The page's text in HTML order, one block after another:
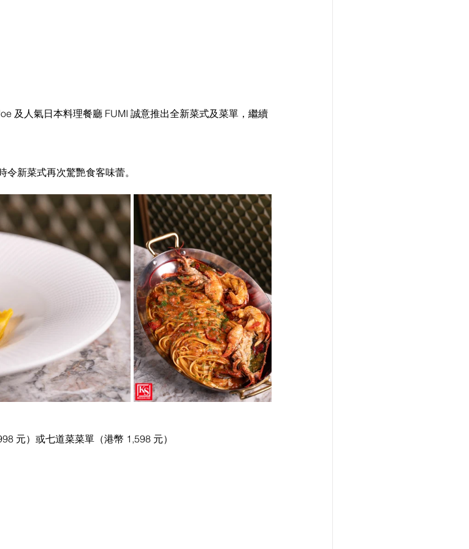
及人氣日本料理餐廳 FUMI 誠意推出全新菜式及菜單，繼續
新菜式再次驚艷食客味蕾。
元）或七道菜菜單（港幣 1,598 元）